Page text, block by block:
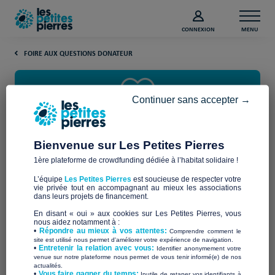
CONNEXION MENU
FOIRE AUX QUESTIONS DONATEUR
Quels sont les avantages pour
le donateur lorsqu’il fait un don
à une association ?
Faire un don àuneassociation,c’est bien plusqu’unsimple
geste financier : c’estun acteporteurdesens.Entre
avantagefiscal,impactconcret et satisfactionpersonnelle
Bienvenue sur Les Petites Pierres
1ère plateforme de crowdfunding dédiée à l’habitat solidaire !
L’équipe Les Petites Pierres est soucieuse de respecter votre
vie privée tout en accompagnant au mieux les associations
dans leurs projets de financement.
En disant « oui » aux cookies sur Les Petites Pierres, vous
nous aidez notamment à :
• Répondre au mieux à vos attentes:Comprendre comment le
site est utilisé nous permet d'améliorer votre expérience de navigation.
•Entretenir la relation avec vous: Identifier anonymement votre
venue sur notre plateforme nous permet de vous tenir informé(e) de nos
actualités.
Continuer sans accepter →